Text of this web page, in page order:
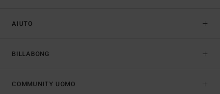
AIUTO
BILLABONG
COMMUNITY UOMO